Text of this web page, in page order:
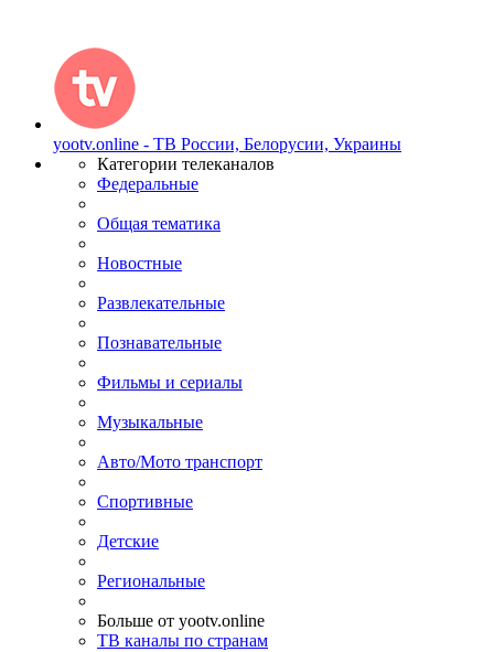
yootv.online - ТВ России, Белорусии, Украины
Категории телеканалов
Федеральные
Общая тематика
Новостные
Развлекательные
Познавательные
Фильмы и сериалы
Музыкальные
Авто/Мото транспорт
Спортивные
Детские
Региональные
Больше от yootv.online
ТВ каналы по странам